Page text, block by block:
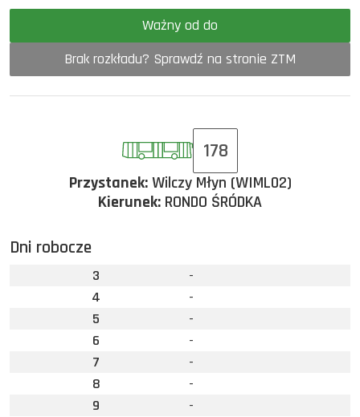
Ważny od do
Brak rozkładu? Sprawdź na stronie ZTM
178
Przystanek:Wilczy Młyn (WIML02)
Kierunek: RONDO ŚRÓDKA
Dni robocze
3
-
4
-
5
-
6
-
7
-
8
-
9
-